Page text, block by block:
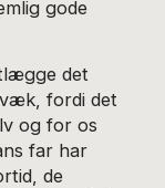
gode
det
fordi det
og for os
far har
de